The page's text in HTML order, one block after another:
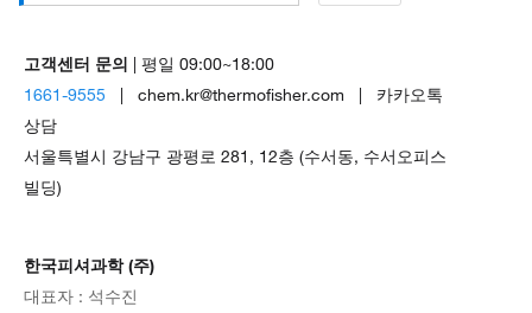
고객센터 문의 | 평일 09:00~18:00
1661-9555 | chem.kr@thermofisher.com | 카카오톡
상담
서울특별시 강남구 광평로 281, 12층 (수서동, 수서오피스
빌딩)
한국피셔과학 (주)
대표자 : 석수진